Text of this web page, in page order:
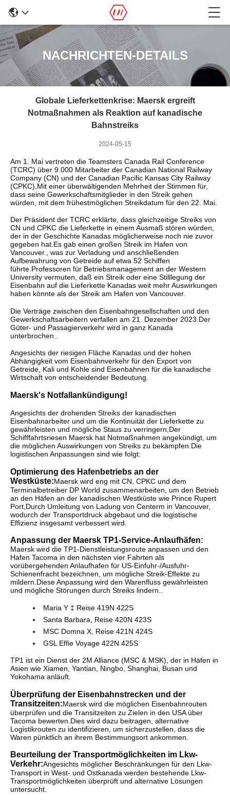
NACHRICHTEN-DETAILS
Globale Lieferkettenkrise: Maersk ergreift
Notmaßnahmen als Reaktion auf kanadische
Bahnstreiks
2024-05-15
Am 1. Mai vertreten die Teamsters Canada Rail Conference
(TCRC) über 9.000 Mitarbeiter der Canadian National Railway
Company (CN) und der Canadian Pacific Kansas City Railway
(CPKC),Mit einer überwältigenden Mehrheit der Stimmen für,
dass seine Gewerkschaftsmitglieder in den Streik gehen
würden, mit dem frühestmöglichen Streikdatum für den 22. Mai.
Der Präsident der TCRC erklärte, dass gleichzeitige Streiks von
CN und CPKC die Lieferkette in einem Ausmaß stören würden,
der in der Geschichte Kanadas möglicherweise noch nie zuvor
gegeben hat.Es gab einen großen Streik im Hafen von
Vancouver., was zur Verladung und anschließenden
Aufbewahrung von Getreide auf etwa 52 Schiffen
führte.Professoren für Betriebsmanagement an der Western
University vermuten, daß ein Streik oder eine Stilllegung der
Eisenbahn auf die Lieferkette Kanadas weit mehr Auswirkungen
haben könnte als der Streik am Hafen von Vancouver.
Die Verträge zwischen den Eisenbahngesellschaften und den
Gewerkschaftsarbeitern verfallen am 21. Dezember 2023.Der
Güter- und Passagierverkehr wird in ganz Kanada
unterbrochen..
Angesichts der riesigen Fläche Kanadas und der hohen
Abhängigkeit vom Eisenbahnverkehr für den Export von
Getreide, Kali und Kohle sind Eisenbahnen für die kanadische
Wirtschaft von entscheidender Bedeutung.
Maersk's Notfallankündigung!
Angesichts der drohenden Streiks der kanadischen
Eisenbahnarbeiter und um die Kontinuität der Lieferkette zu
gewährleisten und mögliche Staus zu verringern,Der
Schifffahrtsriesen Maersk hat Notmaßnahmen angekündigt, um
die möglichen Auswirkungen von Streiks zu bekämpfen.Die
logistischen Anpassungen sind wie folgt:
Optimierung des Hafenbetriebs an der
Westküste:Maersk wird eng mit CN, CPKC und dem
Terminalbetreiber DP World zusammenarbeiten, um den Betrieb
an den Häfen an der kanadischen Westküste wie Prince Rupert
Port,Durch Umleitung von Ladung von Centerm in Vancouver,
wodurch der Transportdruck abgebaut und die logistische
Effizienz insgesamt verbessert wird.
Anpassung der Maersk TP1-Service-Anlaufhäfen:
Maersk wird die TP1-Dienstleistungsroute anpassen und den
Hafen Tacoma in den nächsten vier Fahrten als
vorübergehenden Anlaufhafen für US-Einfuhr-/Ausfuhr-
Schienenfracht bezeichnen, um mögliche Streik-Effekte zu
mildern.Diese Anpassung wird den Warenfluss gewährleisten
und mögliche Störungen durch Streiks lindern..
Maria Y ‡ Reise 419N 422S
Santa Barbara, Reise 420N 423S
MSC Domna X, Reise 421N 424S
GSL Effie Voyage 422N 425S
TP1 ist ein Dienst der 2M Alliance (MSC & MSK), der in Häfen in
Asien wie Xiamen, Yantian, Ningbo, Shanghai, Busan und
Yokohama anläuft.
Überprüfung der Eisenbahnstrecken und der
Transitzeiten:Maersk wird die möglichen Eisenbahnrouten
überprüfen und die Transitzeiten zu Zielen in den USA über
Tacoma bewerten.Dies wird dazu beitragen, alternative
Logistikrouten zu identifizieren, um sicherzustellen, dass die
Waren pünktlich an ihrem Bestimmungsort ankommen.
Beurteilung der Transportmöglichkeiten im Lkw-
Verkehr:Angesichts möglicher Beschränkungen für den Lkw-
Transport in West- und Ostkanada werden bestehende Lkw-
Transportmöglichkeiten überprüft und alternative Lösungen
untersucht.